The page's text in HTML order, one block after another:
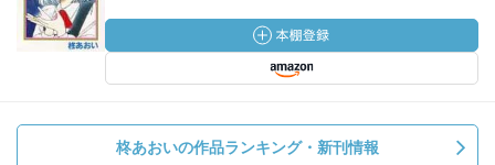
柊あおいの作品ランキング・新刊情報